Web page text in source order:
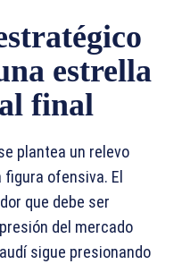
estrella
final
plantea un relevo
figura ofensiva. El
que debe ser
del mercado
sigue presionando